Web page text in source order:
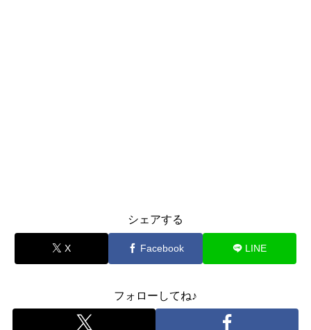
シェアする
X Facebook LINE
フォローしてね♪